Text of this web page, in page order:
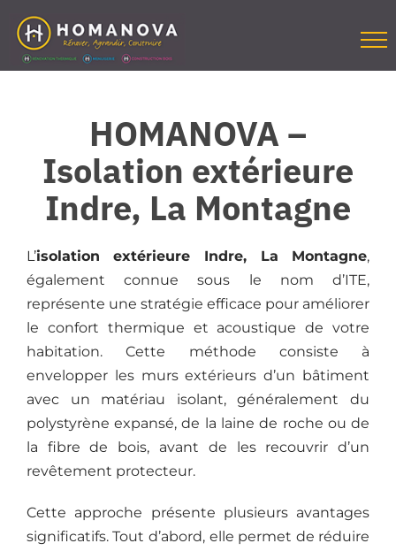
contenu
HOMANOVA –
Isolation extérieure
Indre, La Montagne
L’isolation extérieure Indre, La Montagne,
également connue sous le nom d’ITE,
représente une stratégie efficace pour améliorer
le confort thermique et acoustique de votre
habitation. Cette méthode consiste à
envelopper les murs extérieurs d’un bâtiment
avec un matériau isolant, généralement du
polystyrène expansé, de la laine de roche ou de
la fibre de bois, avant de les recouvrir d’un
revêtement protecteur.
Cette approche présente plusieurs avantages
significatifs. Tout d’abord, elle permet de réduire